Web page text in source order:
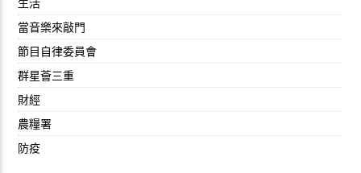
當音樂來敲門
節目自律委員會
群星薈三重
財經
農糧署
防疫